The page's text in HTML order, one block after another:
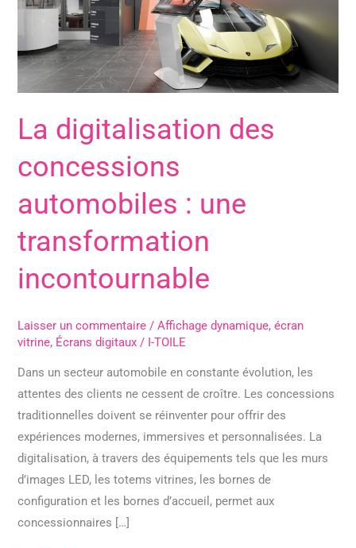
La digitalisation des
concessions
automobiles : une
transformation
incontournable
Laisser un commentaire /Affichage dynamique,écran
vitrine, Écrans digitaux / I-TOILE
Dans un secteur automobile en constante évolution, les
attentes des clients ne cessent de croître. Les concessions
traditionnelles doivent se réinventer pour offrir des
expériences modernes, immersives et personnalisées. La
digitalisation, à travers des équipements tels que les murs
d’images LED, les totems vitrines, les bornes de
configuration et les bornes d’accueil, permet aux
concessionnaires […]
automobiles
une
transformation
incontournable